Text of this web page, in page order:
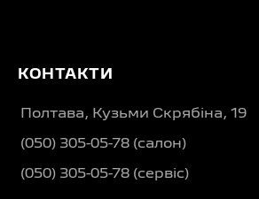
КОНТАКТИ
Полтава, Кузьми Скрябіна, 19
(050) 305-05-78 (салон)
(050) 305-05-78 (сервіс)